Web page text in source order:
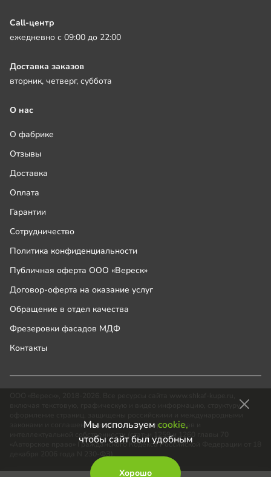
Мы используем cookie,
чтобы сайт был удобным
Хорошо
Call-центр
ежедневно с 09:00 до 22:00
Доставка заказов
вторник, четверг, суббота
О нас
О фабрике
Отзывы
Доставка
Оплата
Гарантии
Сотрудничество
Политика конфиденциальности
Публичная оферта ООО «Вереск»
Договор-оферта на оказание услуг
Обращение в отдел качества
Фрезеровки фасадов МДФ
Контакты
включая текстовую, графическую и видео информацию, структуру и
законами и соглашениями об охране авторских прав и
интеллектуальной собственности (статьи 1259 и 1260 главы 70
«Авторское право» Гражданского Кодекса Российской Федерации от 18